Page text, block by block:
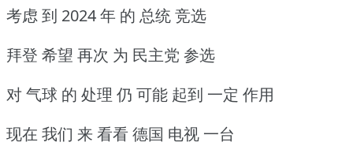
考虑 到 2024 年 的 总统 竞选
拜登 希望 再次 为 民主党 参选
对 气球 的 处理 仍 可能 起到 一定 作用
现在 我们 来 看看 德国 电视 一台